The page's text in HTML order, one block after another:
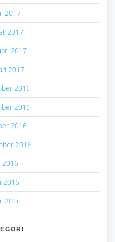
2017
2017
2017
2017
2016
2016
2016
2016
2016
2016
2016